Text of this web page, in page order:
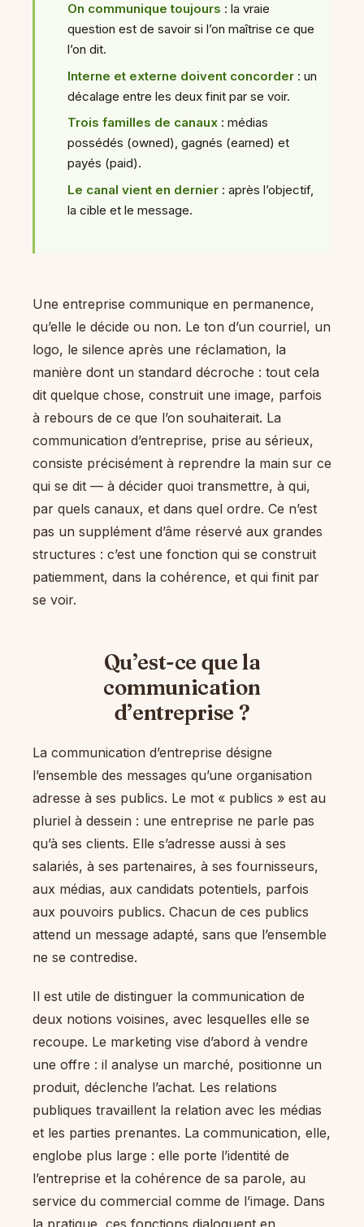
On communique toujours : la vraie
question est de savoir si l’on maîtrise ce que
l’on dit.
Interne et externe doivent concorder : un
décalage entre les deux finit par se voir.
Trois familles de canaux : médias
possédés (owned), gagnés (earned) et
payés (paid).
Le canal vient en dernier : après l’objectif,
la cible et le message.
Une entreprise communique en permanence,
qu’elle le décide ou non. Le ton d’un courriel, un
logo, le silence après une réclamation, la
manière dont un standard décroche : tout cela
dit quelque chose, construit une image, parfois
à rebours de ce que l’on souhaiterait. La
communication d’entreprise, prise au sérieux,
consiste précisément à reprendre la main sur ce
qui se dit — à décider quoi transmettre, à qui,
par quels canaux, et dans quel ordre. Ce n’est
pas un supplément d’âme réservé aux grandes
structures : c’est une fonction qui se construit
patiemment, dans la cohérence, et qui finit par
se voir.
Qu’est-ce que la
communication
d’entreprise ?
La communication d’entreprise désigne
l’ensemble des messages qu’une organisation
adresse à ses publics. Le mot « publics » est au
pluriel à dessein : une entreprise ne parle pas
qu’à ses clients. Elle s’adresse aussi à ses
salariés, à ses partenaires, à ses fournisseurs,
aux médias, aux candidats potentiels, parfois
aux pouvoirs publics. Chacun de ces publics
attend un message adapté, sans que l’ensemble
ne se contredise.
Il est utile de distinguer la communication de
deux notions voisines, avec lesquelles elle se
recoupe. Le marketing vise d’abord à vendre
une offre : il analyse un marché, positionne un
produit, déclenche l’achat. Les relations
publiques travaillent la relation avec les médias
et les parties prenantes. La communication, elle,
englobe plus large : elle porte l’identité de
l’entreprise et la cohérence de sa parole, au
service du commercial comme de l’image. Dans